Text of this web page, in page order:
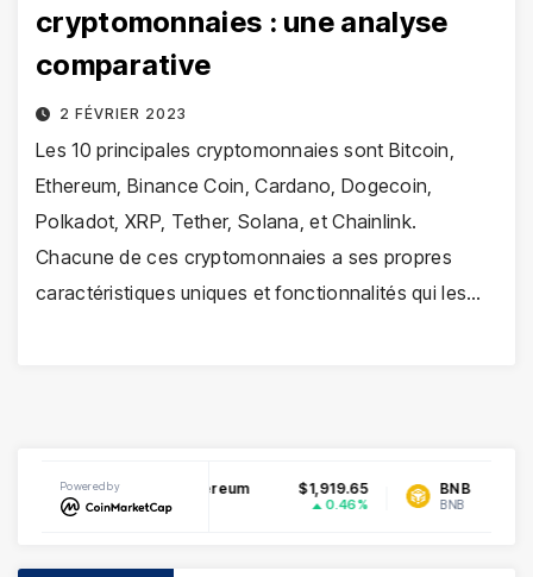
cryptomonnaies : une analyse
comparative
2 FÉVRIER 2023
Les 10 principales cryptomonnaies sont Bitcoin,
Ethereum, Binance Coin, Cardano, Dogecoin,
Polkadot, XRP, Tether, Solana, et Chainlink.
Chacune de ces cryptomonnaies a ses propres
caractéristiques uniques et fonctionnalités qui les…
Powered by $1,919.65
ETH
BNB
BNB